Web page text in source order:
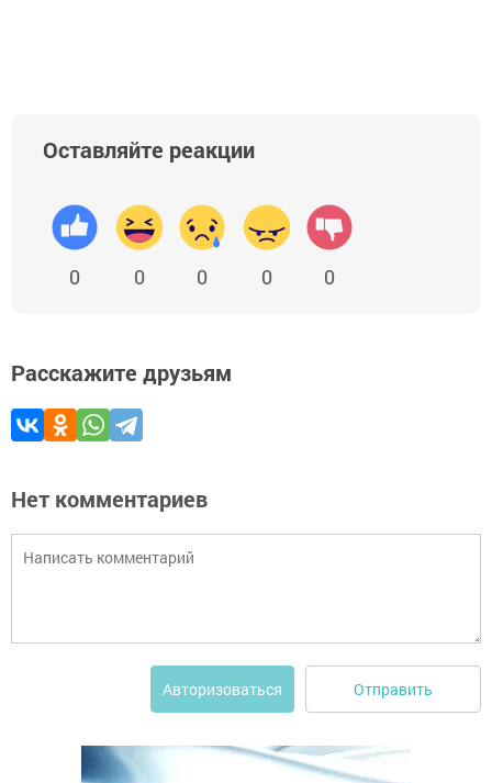
Оставляйте реакции
0 0 0 0 0
Расскажите друзьям
Нет комментариев
Авторизоваться Отправить